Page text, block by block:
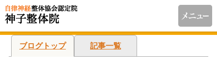
ブログトップ 記事一覧